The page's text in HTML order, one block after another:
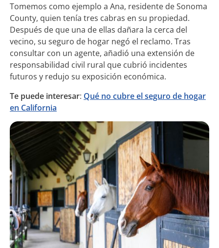
Tomemos como ejemplo a Ana, residente de Sonoma
County, quien tenía tres cabras en su propiedad.
Después de que una de ellas dañara la cerca del
vecino, su seguro de hogar negó el reclamo. Tras
consultar con un agente, añadió una extensión de
responsabilidad civil rural que cubrió incidentes
futuros y redujo su exposición económica.
Te puede interesar: Qué no cubre el seguro de hogar
en California